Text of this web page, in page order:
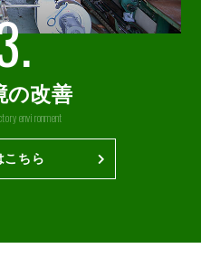
の改善
environment
こちら